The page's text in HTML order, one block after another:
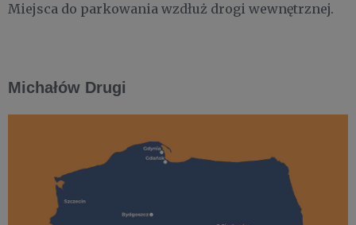
Miejsca do parkowania wzdłuż drogi wewnętrznej.
Michałów Drugi